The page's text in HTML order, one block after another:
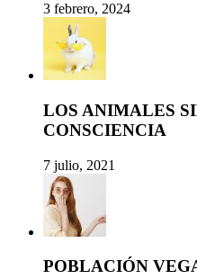
3 febrero, 2024
LOS ANIMALES
CONSCIENCIA
7 julio, 2021
POBLACIÓN